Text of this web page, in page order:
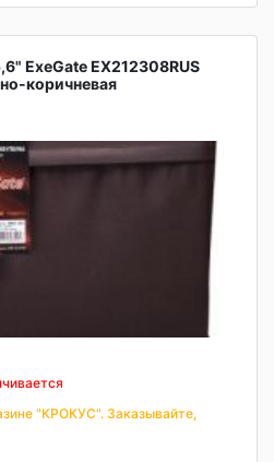
ExeGate EX212308RUS
коричневая
"КРОКУС". Заказывайте,